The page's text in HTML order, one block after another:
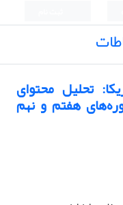
تحلیل محتوای
هفتم و نهم